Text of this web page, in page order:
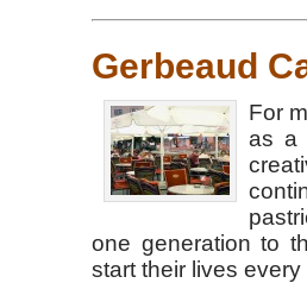
Gerbeaud
For
as a
one generation to
start their lives